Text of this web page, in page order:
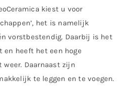
kiest u voor
het is namelijk
vorstbestendig. Daarbij is het
en heeft het een hoge
Daarnaast zijn
te leggen en te voegen.